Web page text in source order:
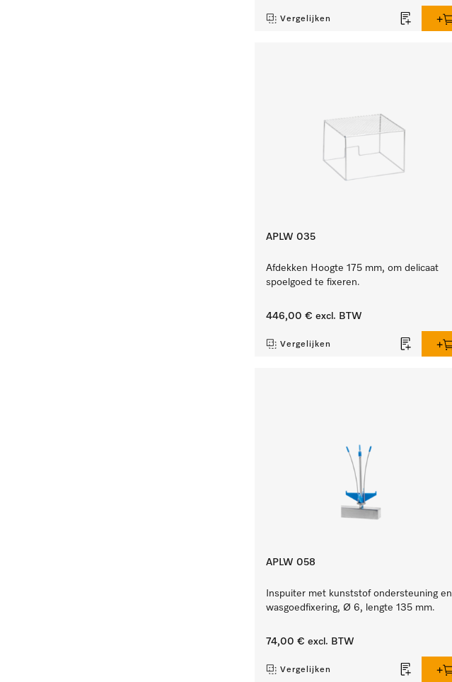
Vergelijken
APLW 035
Afdekken Hoogte 175 mm, om delicaat
spoelgoed te fixeren.
446,00 € excl. BTW
Vergelijken
APLW 058
Inspuiter met kunststof ondersteuning en
wasgoedfixering, Ø 6, lengte 135 mm.
74,00 € excl. BTW
Vergelijken